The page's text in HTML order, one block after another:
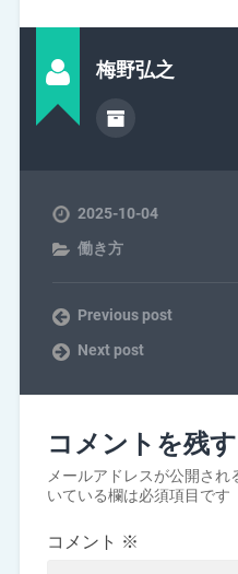
梅野弘之
2025-10-04
働き方
Previous post
Next post
コメントを残す
メールアドレスが公開され
いている欄は必須項目です
コメント ※